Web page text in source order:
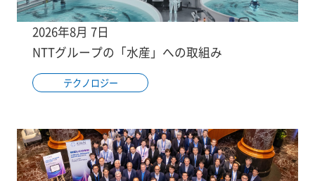
2026年8月 7日
NTTグループの「水産」への取組み
テクノロジー